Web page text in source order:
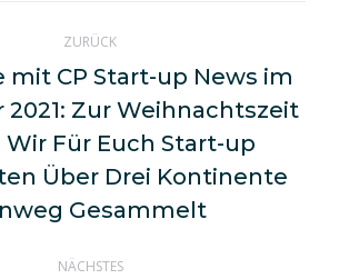
ZURÜCK
Vorheriger
Beitrag:
mit CP Start-up News im
2021: Zur Weihnachtszeit
Wir Für Euch Start-up
Über Drei Kontinente
Gesammelt
NÄCHSTES